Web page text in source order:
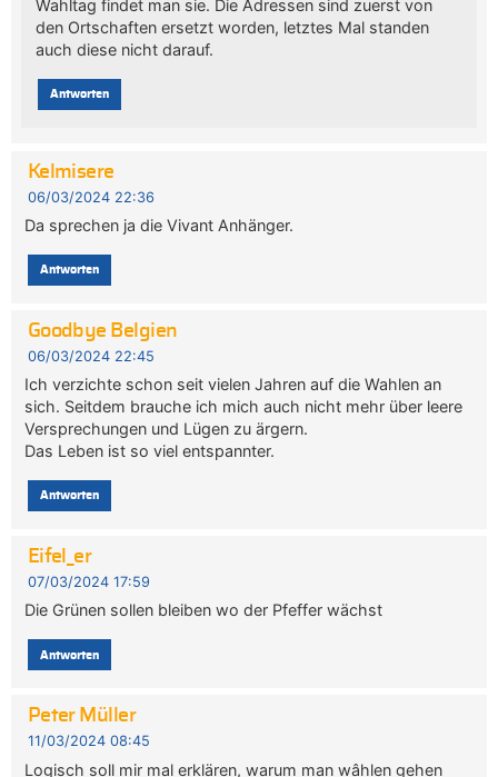
Wahltag findet man sie. Die Adressen sind zuerst von
den Ortschaften ersetzt worden, letztes Mal standen
auch diese nicht darauf.
Antworten
Kelmisere
06/03/2024 22:36
Da sprechen ja die Vivant Anhänger.
Antworten
Goodbye Belgien
06/03/2024 22:45
Ich verzichte schon seit vielen Jahren auf die Wahlen an
sich. Seitdem brauche ich mich auch nicht mehr über leere
Versprechungen und Lügen zu ärgern.
Das Leben ist so viel entspannter.
Antworten
Eifel_er
07/03/2024 17:59
Die Grünen sollen bleiben wo der Pfeffer wächst
Antworten
Peter Müller
11/03/2024 08:45
Logisch soll mir mal erklären, warum man wâhlen gehen